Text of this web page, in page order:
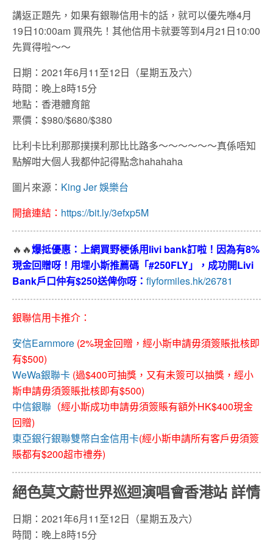
講返正題先，如果有銀聯信用卡的話，就可以優先喺4月
19日10:00am 買飛先！其他信用卡就要等到4月21日10:00
先買得啦～～
日期：2021年6月11至12日（星期五及六）
時間：晚上8時15分
地點：香港體育館
票價：$980/$680/$380
比利卡比利那那撲撲利那比比路多～～～～～～真係唔知
點解咁大個人我都仲記得點念hahahaha
圖片來源： King Jer 娛樂台
開搶連結： https://bit.ly/3efxp5M
🔥🔥爆抵優惠：上網買野梗係用livi bank訂啦！因為有8%
現金回贈呀！用埋小斯推薦碼「#250FLY」，成功開Livi
Bank戶口仲有$250送俾你呀： flyformiles.hk/26781
銀聯信用卡推介：
安信Earnmore (2%現金回贈，經小斯申請毋須簽賬批核即
有$500)
WeWa銀聯卡 (過$400可抽獎，又有未簽可以抽獎，經小
斯申請毋須簽賬批核即有$500)
中信銀聯 （經小斯成功申請毋須簽賬有額外HK$400現金
回贈)
東亞銀行銀聯雙幣白金信用卡(經小斯申請所有客戶毋須簽
賬都有$200超市禮券)
絕色莫文蔚世界巡迴演唱會香港站 詳情
日期：2021年6月11至12日（星期五及六）
時間：晚上8時15分